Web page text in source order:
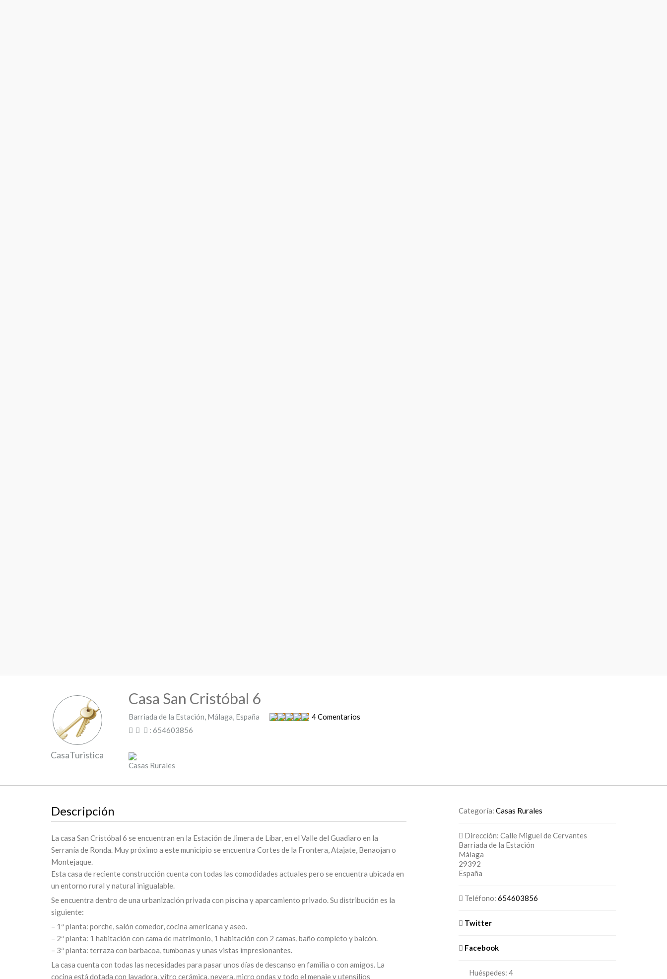
CasaTuristica
Casa San Cristóbal 6
Barriada de la Estación, Málaga, España
4 Comentarios
: 654603856
Casas Rurales
Descripción
La casa San Cristóbal 6 se encuentran en la Estación de Jimera de Líbar, en el Valle del Guadiaro en la
Serranía de Ronda. Muy próximo a este municipio se encuentra Cortes de la Frontera, Atajate, Benaojan o
Montejaque.
Esta casa de reciente construcción cuenta con todas las comodidades actuales pero se encuentra ubicada en
un entorno rural y natural inigualable.
Se encuentra dentro de una urbanización privada con piscina y aparcamiento privado. Su distribución es la
siguiente:
– 1ª planta: porche, salón comedor, cocina americana y aseo.
– 2ª planta: 1 habitación con cama de matrimonio, 1 habitación con 2 camas, baño completo y balcón.
– 3ª planta: terraza con barbacoa, tumbonas y unas vistas impresionantes.
La casa cuenta con todas las necesidades para pasar unos días de descanso en familia o con amigos. La
cocina está dotada con lavadora, vitro cerámica, nevera, micro ondas y todo el menaje y utensilios
Categoría: Casas Rurales
Dirección: Calle Miguel de Cervantes
Barriada de la Estación
Málaga
29392
España
Teléfono: 654603856
Twitter
Facebook
Huéspedes: 4